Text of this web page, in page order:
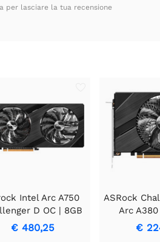
per lasciare la tua recensione
Intel Arc A750
D OC | 8GB
VRAM | Scheda
| GPU | Nvidia
€ 480,25
ASRock
Arc A380
Scheda
€